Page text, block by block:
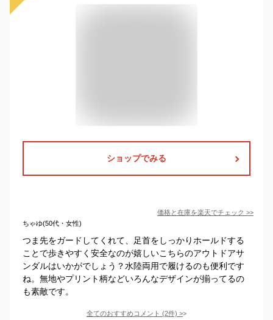
ショップでみる
価格と在庫を楽天でチェック >>
ちゃゆ(50代・女性)
つま先をガードしてくれて、足首をしっかりホールドする
ことで歩きやすく安全なのが嬉しいこちらのアウトドアサ
ンダルはいかがでしょう？水陸両用で履けるのも便利です
ね。無地やプリント柄などいろんなデザインが揃ってるの
も素敵です。
全てのおすすめコメント (2件) >